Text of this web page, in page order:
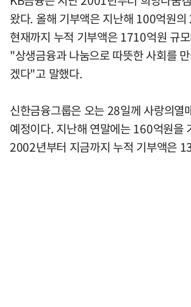
왔다. 올해 기부액은 지난해 100억원의
현재까지 누적 기부액은 1710억원 규
"상생금융과 나눔으로 따뜻한 사회를
겠다"고 말했다.
신한금융그룹은 오는 28일께 사랑의열
예정이다. 지난해 연말에는 160억원을
2002년부터 지금까지 누적 기부액은